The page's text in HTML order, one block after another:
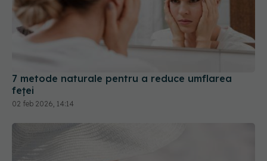
7 metode naturale pentru a reduce umflarea
feței
02 feb 2026, 14:14